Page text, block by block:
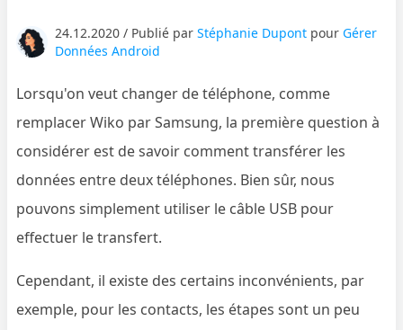
24.12.2020 / Publié parStéphanie Dupont pourGérer
Données Android
Lorsqu'on veut changer de téléphone, comme
remplacer Wiko par Samsung, la première question à
considérer est de savoir comment transférer les
données entre deux téléphones. Bien sûr, nous
pouvons simplement utiliser le câble USB pour
effectuer le transfert.
Cependant, il existe des certains inconvénients, par
exemple, pour les contacts, les étapes sont un peu